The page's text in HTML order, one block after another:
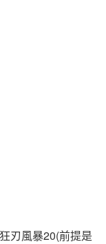
刃風暴20(前提是